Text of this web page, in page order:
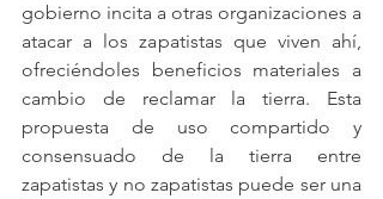
gobierno incita a otras organizaciones a
atacar a los zapatistas que viven ahí,
ofreciéndoles beneficios materiales a
cambio de reclamar la tierra. Esta
propuesta de uso compartido y
consensuado de la tierra entre
zapatistas y no zapatistas puede ser una